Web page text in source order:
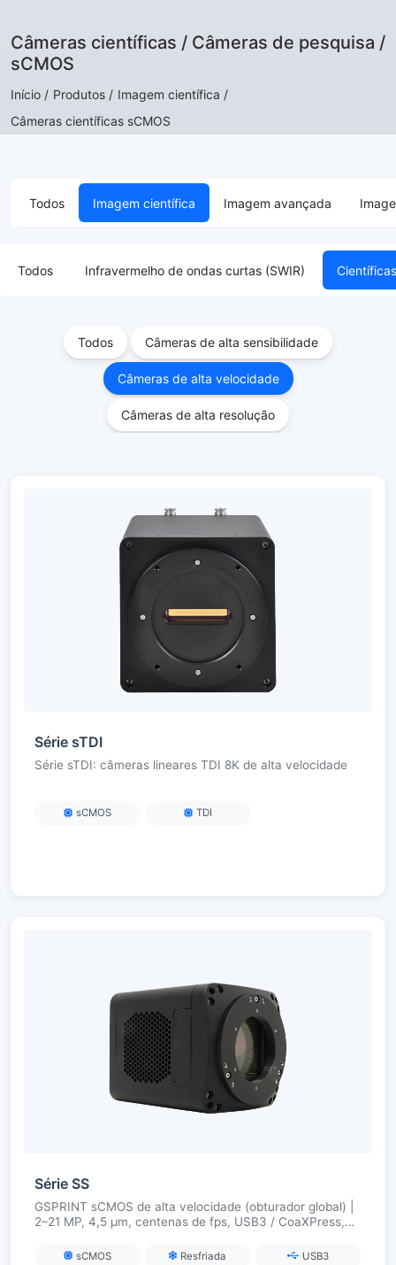
Câmeras científicas / Câmeras de pesquisa /
sCMOS
Início / Produtos / Imagem científica /
Câmeras científicas sCMOS
Todos Imagem científica Imagem avançada
Todos Infravermelho de ondas curtas (SWIR)
Todos Câmeras de alta sensibilidade
Câmeras de alta velocidade
Câmeras de alta resolução
Série sTDI
Série sTDI: câmeras lineares TDI 8K de alta velocidade
sCMOS TDI
Série SS
GSPRINT sCMOS de alta velocidade (obturador global) |
2–21 MP, 4,5 µm, centenas de fps, USB3 / CoaXPress,
sCMOS Resfriada USB3